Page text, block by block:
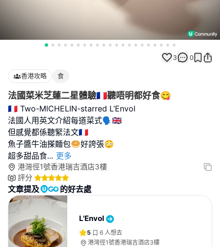
3 0
香港攻略 食
法國菜米芝蓮二星體驗🇫🇷聽唔明都好食😋
🇫🇷 Two-MICHELIN-starred L’Envol
法國人用英文介紹每道菜式🗣️🇬🇧
但感覺都係聽緊法文🇫🇷
魚子醬牛油搽麵包🥯好誇張😳
超多甜品食... 更多
港灣徑1號香港瑞吉酒店3樓
評分
文章提及 的好去處
L'Envol
5 6 人想去
港灣徑1號香港瑞吉酒店3樓